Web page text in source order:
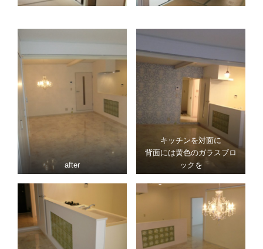
after
キッチンを対面に
背面には黄色のガラスブロ
ックを